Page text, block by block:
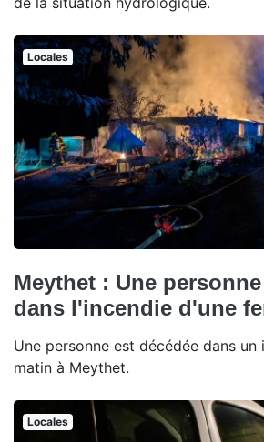
Locales
Meythet : Une
dans l'incendie d'une
Une personne est décédée dans un
matin à Meythet.
Locales